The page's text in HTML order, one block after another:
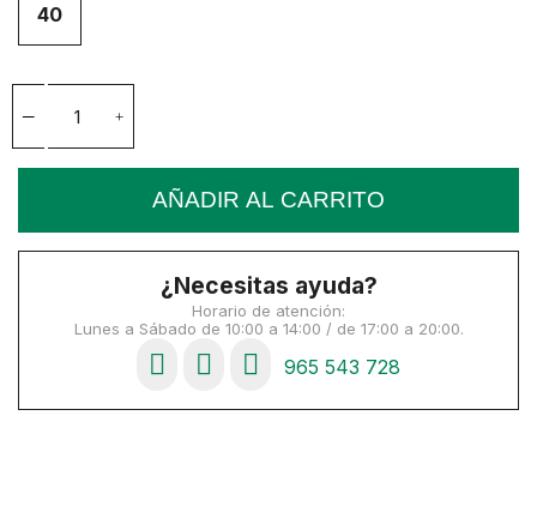
40
AÑADIR AL CARRITO
¿Necesitas ayuda?
Horario de atención:
Lunes a Sábado de 10:00 a 14:00 / de 17:00 a 20:00.
965 543 728